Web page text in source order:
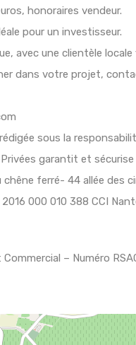
honoraires vendeur.
pour un investisseur.
avec une clientèle
dans votre projet,
sous la
garantit et
chêne ferré- 44 allée des
000 010 388 CCI
– Numéro